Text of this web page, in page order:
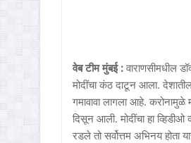
वेब टीम मुंबई : वाराणसीमधील
मोदींचा कंठ दाटून आला.
गमावावा लागला आहे. करोनामुळे
दिसून आली. मोदींचा हा
रडले तो सर्वोत्तम अभिनय